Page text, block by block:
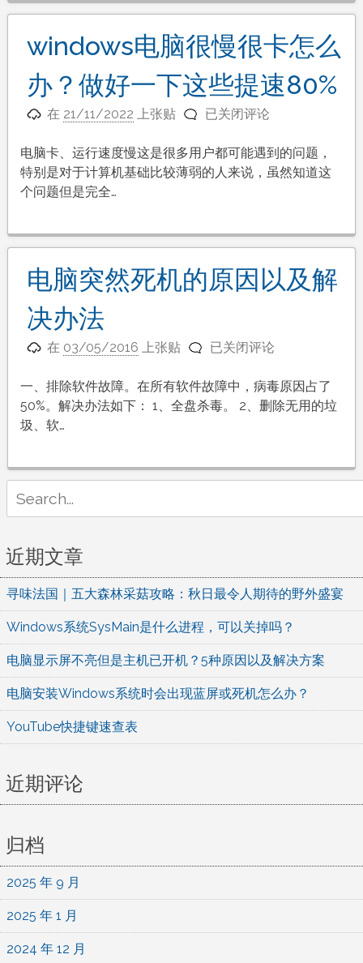
主
机
已
开
机？
5
原
因
决
案
windows电脑很慢很卡怎么
办？做好一下这些提速80%
在 21/11/2022 上张贴
windows
脑
很
怎
么
办？
一
这
些
已关闭评论
电脑卡、运行速度慢这是很多用户都可能遇到的问题，
特别是对于计算机基础比较薄弱的人来说，虽然知道这
个问题但是完全…
电脑突然死机的原因以及解
决办法
在 03/05/2016 上张贴
电
突
然
原
以
决
办
法
已关闭评论
一、排除软件故障。在所有软件故障中，病毒原因占了
50%。解决办法如下： 1、全盘杀毒。 2、删除无用的垃
圾、软…
for:
近期文章
寻味法国｜五大森林采菇攻略：秋日最令人期待的野外盛宴
Windows系统SysMain是什么进程，可以关掉吗？
电脑显示屏不亮但是主机已开机？5种原因以及解决方案
电脑安装Windows系统时会出现蓝屏或死机怎么办？
YouTube快捷键速查表
近期评论
归档
2025 年 9 月
2025 年 1 月
2024 年 12 月